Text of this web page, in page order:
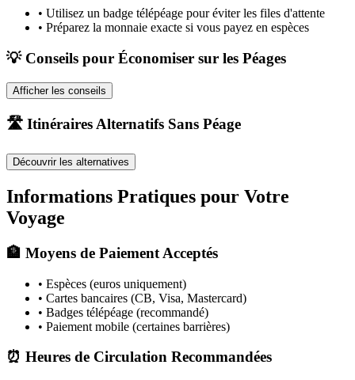
• Utilisez un badge télépéage pour éviter les files d'attente
• Préparez la monnaie exacte si vous payez en espèces
💡 Conseils pour Économiser sur les Péages
Afficher les conseils
🛣️ Itinéraires Alternatifs Sans Péage
Découvrir les alternatives
Informations Pratiques pour Votre
Voyage
🏦 Moyens de Paiement Acceptés
• Espèces (euros uniquement)
• Cartes bancaires (CB, Visa, Mastercard)
• Badges télépéage (recommandé)
• Paiement mobile (certaines barrières)
⏰ Heures de Circulation Recommandées